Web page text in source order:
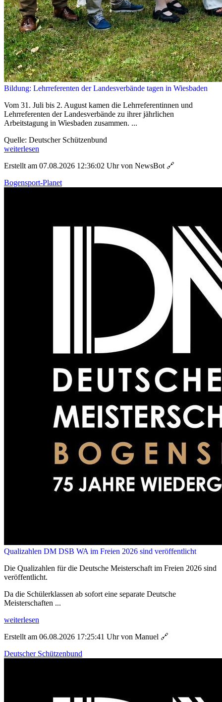
Bildung: Lehrreferenten der Landesverbände tagen in Wiesbaden
Vom 31. Juli bis 2. August kamen die Lehrreferentinnen und
Lehrreferenten der Landesverbände zu ihrer jährlichen
Arbeitstagung in Wiesbaden zusammen. ...
Quelle: Deutscher Schützenbund
weiterlesen
Erstellt am 07.08.2026 12:36:02 Uhr von NewsBot 🔗
Bogensport-Planet
Qualizahlen DM DSB WA im Freien 2026 sind veröffentlicht
Die Qualizahlen für die Deutsche Meisterschaft im Freien 2026 sind
veröffentlicht.
Da die Schülerklassen ab sofort eine separate Deutsche
Meisterschaften ...
weiterlesen
Erstellt am 06.08.2026 17:25:41 Uhr von Manuel 🔗
Deutscher Schützenbund